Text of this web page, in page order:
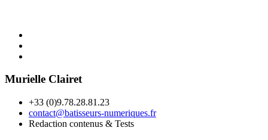
Murielle Clairet
+33 (0)9.78.28.81.23
contact@batisseurs-numeriques.fr
Redaction contenus & Tests